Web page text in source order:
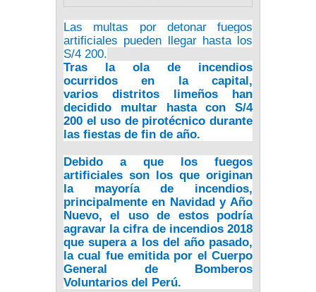
Las multas por detonar fuegos
artificiales pueden llegar hasta los
S/4 200.
Tras la ola de incendios
ocurridos en la capital,
varios
distritos limeños han
decidido multar
hasta con S/4
200 el uso de pirotécnico durante
las fiestas de fin de año.
Debido a que los fuegos
artificiales son los que originan
la mayoría de incendios,
principalmente en Navidad y Año
Nuevo, el uso de estos podría
agravar la cifra de incendios 2018
que supera a los del año pasado,
la cual fue emitida por el Cuerpo
General de Bomberos
Voluntarios del Perú.